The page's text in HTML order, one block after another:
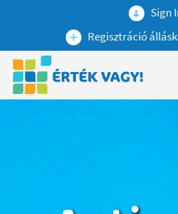
Sign
Regisztráció